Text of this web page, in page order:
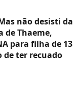
não desisti da
de Thaeme,
para filha de 13
de ter recuado